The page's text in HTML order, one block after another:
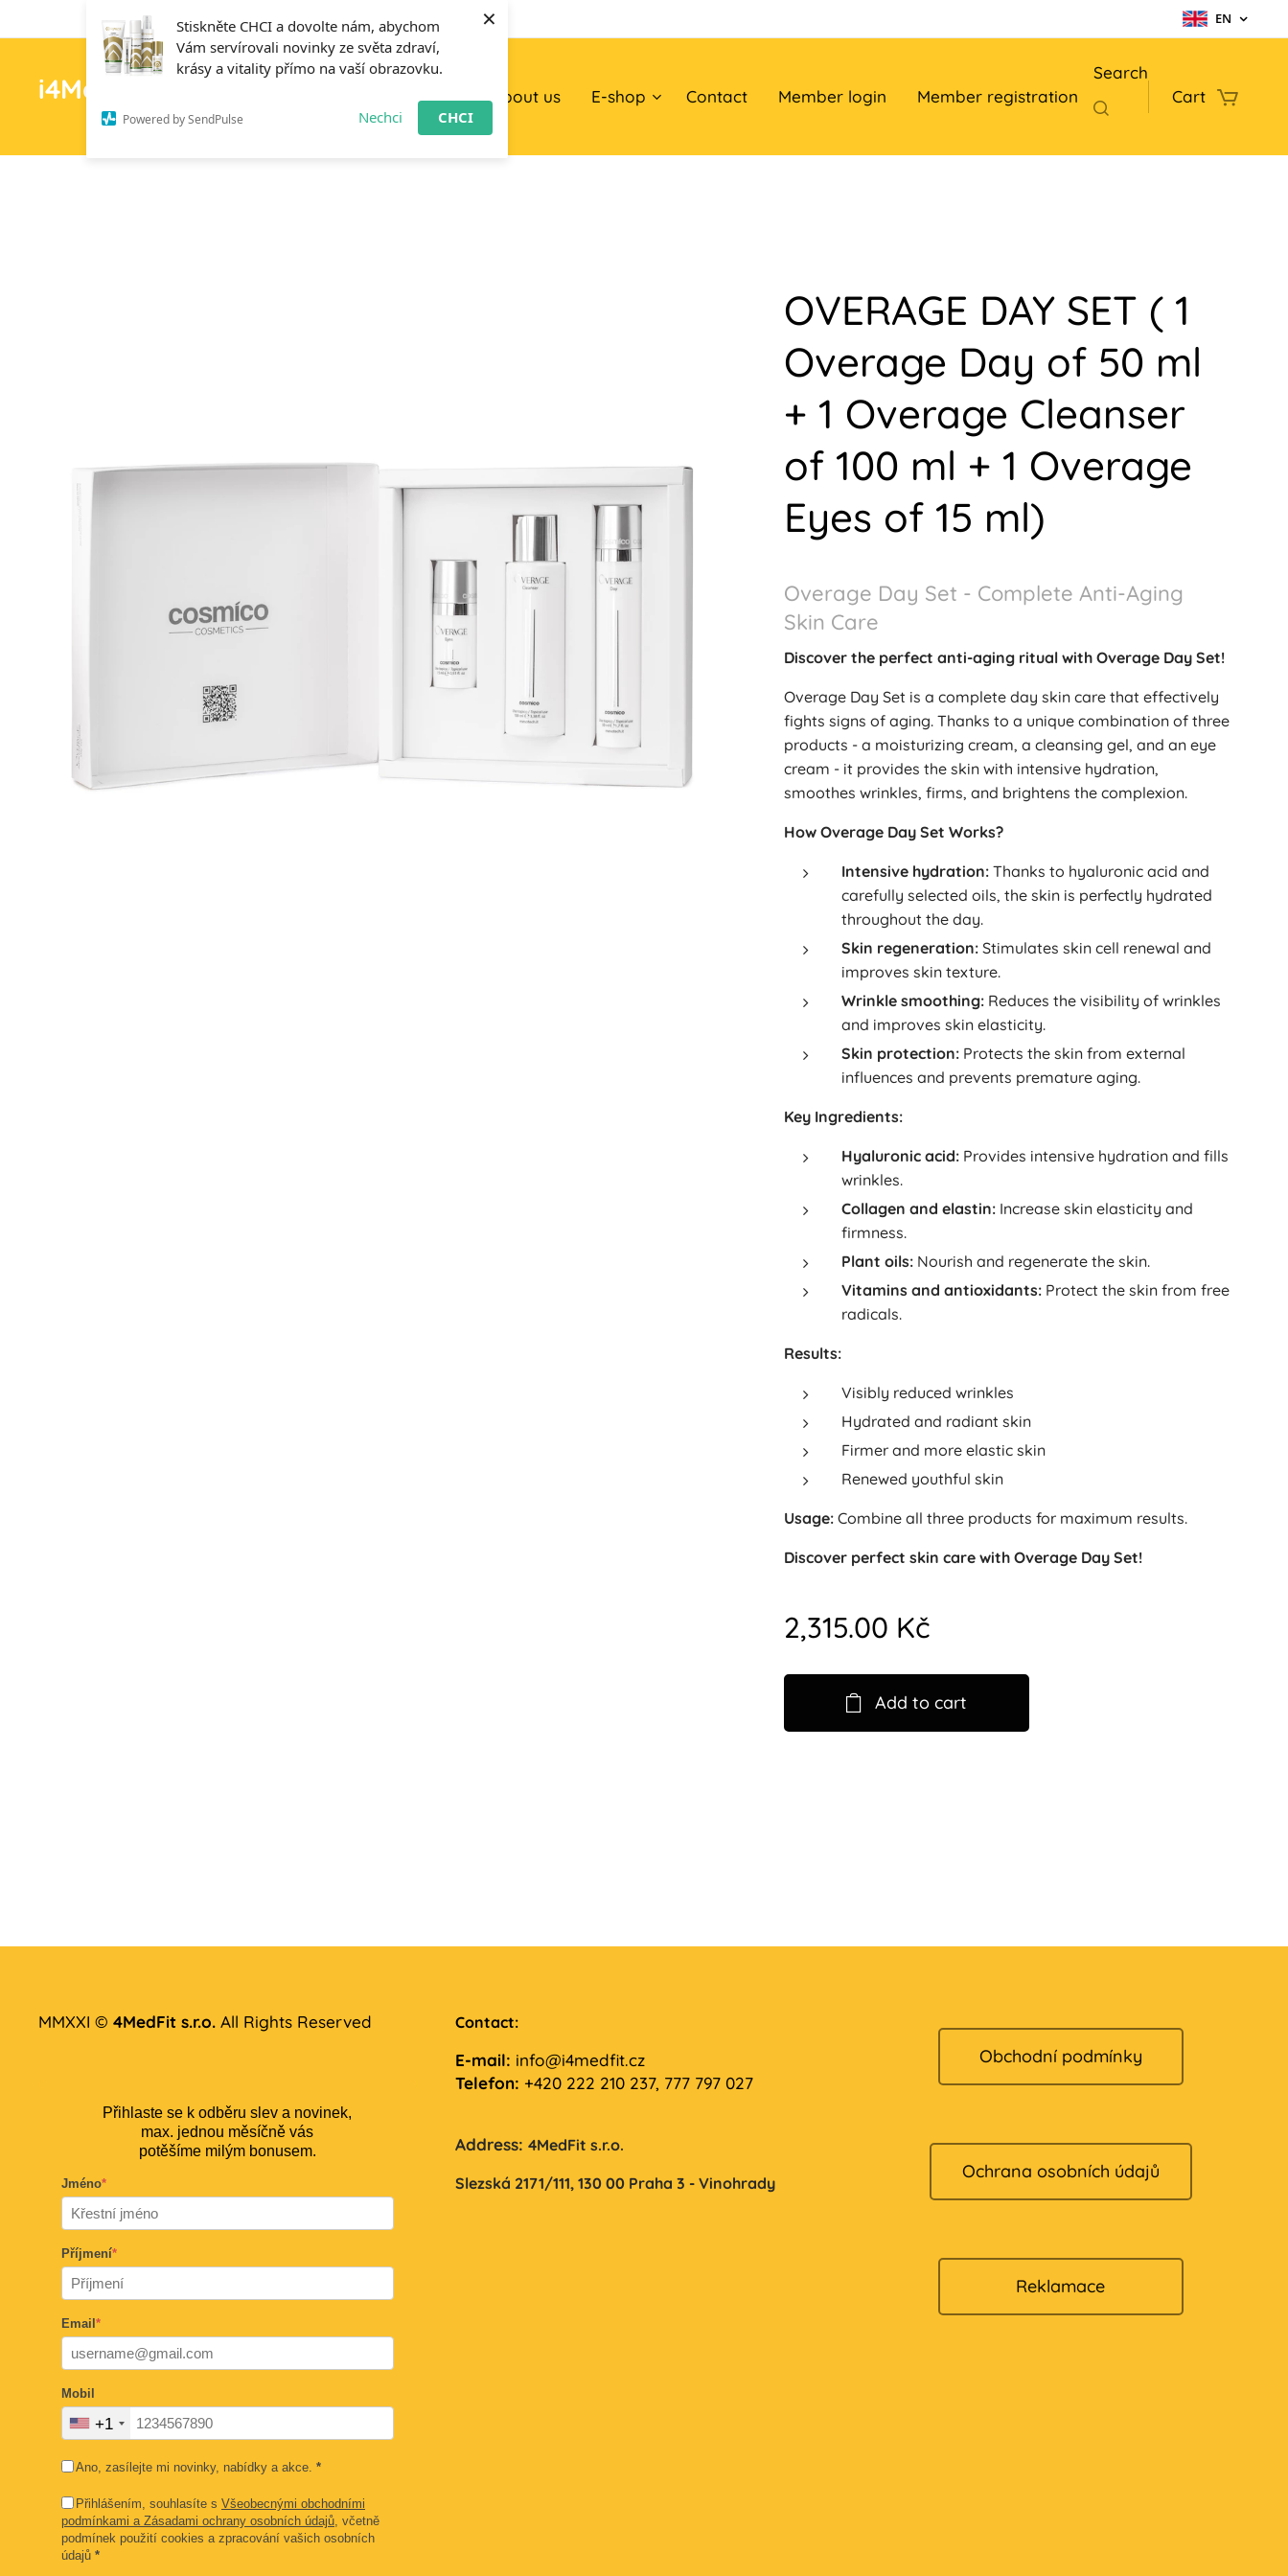
Stiskněte CHCI a dovolte nám, abychom
Vám servírovali novinky ze světa zdraví,
krásy a vitality přímo na vaší obrazovku.
Powered by SendPulse Nechci CHCI
× EN
i4MedFit.cz Home About us E-shop Contact Member login Member registration
Search
Cart
OVERAGE DAY SET ( 1
Overage Day of 50 ml
+ 1 Overage Cleanser
of 100 ml + 1 Overage
Eyes of 15 ml)
Overage Day Set - Complete Anti-Aging
Skin Care
Discover the perfect anti-aging ritual with Overage Day Set!
Overage Day Set is a complete day skin care that effectively
fights signs of aging. Thanks to a unique combination of three
products - a moisturizing cream, a cleansing gel, and an eye
cream - it provides the skin with intensive hydration,
smoothes wrinkles, firms, and brightens the complexion.
How Overage Day Set Works?
Intensive hydration: Thanks to hyaluronic acid and
carefully selected oils, the skin is perfectly hydrated
throughout the day.
Skin regeneration: Stimulates skin cell renewal and
improves skin texture.
Wrinkle smoothing: Reduces the visibility of wrinkles
and improves skin elasticity.
Skin protection: Protects the skin from external
influences and prevents premature aging.
Key Ingredients:
Hyaluronic acid: Provides intensive hydration and fills
wrinkles.
Collagen and elastin: Increase skin elasticity and
firmness.
Plant oils: Nourish and regenerate the skin.
Vitamins and antioxidants: Protect the skin from free
radicals.
Results:
Visibly reduced wrinkles
Hydrated and radiant skin
Firmer and more elastic skin
Renewed youthful skin
Usage: Combine all three products for maximum results.
Discover perfect skin care with Overage Day Set!
2,315.00 Kč
Add to cart
MMXXI © 4MedFit s.r.o. All Rights Reserved
Přihlaste se k odběru slev a novinek,
max. jednou měsíčně vás
potěšíme milým bonusem.
Jméno*
Příjmení*
Email *
Mobil
+1
Ano, zasílejte mi novinky, nabídky a akce. *
Přihlášením, souhlasíte s Všeobecnými obchodními
podmínkami a Zásadami ochrany osobních údajů, včetně
podmínek použití cookies a zpracování vašich osobních
údajů *
Contact:
E-mail: info@i4medfit.cz
Telefon: +420 222 210 237, 777 797 027
Address: 4MedFit s.r.o.
Slezská 2171/111, 130 00 Praha 3 - Vinohrady
Obchodní podmínky
Ochrana osobních údajů
Reklamace